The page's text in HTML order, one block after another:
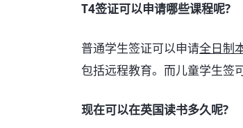
T4签证可以申请哪些课程呢?
普通学生签证可以申请全日制
包括远程教育。而儿童学生签
现在可以在英国读书多久呢?